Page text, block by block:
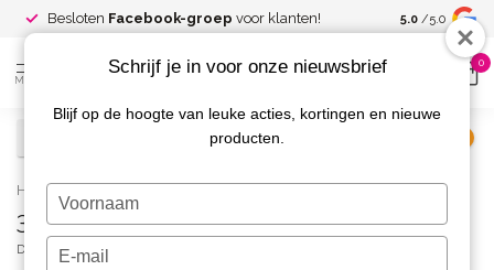
Besloten Facebook-groep voor klanten! Spaar voor
kortingen
5.0 /5.0
MENU
0
Home / 396 Gellak Dancing Friday 10 ml.
396 Gellak Dancing Friday 10 ml.
DIVA
Schrijf je in voor onze nieuwsbrief
Blijf op de hoogte van leuke acties, kortingen en nieuwe
producten.
Typ
je
naam
Typ